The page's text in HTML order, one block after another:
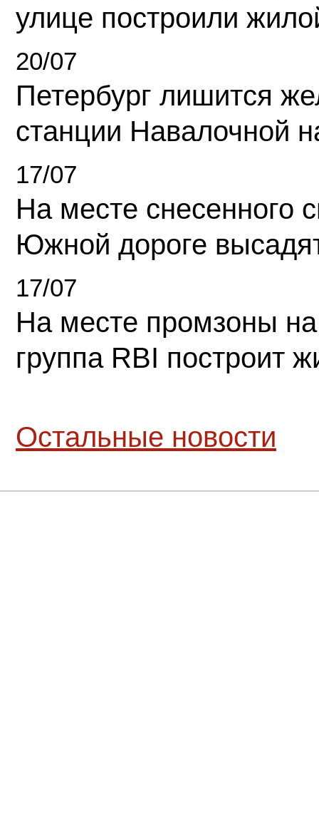
улице построили
20/07
Петербург лишится
станции Навалочной
17/07
На месте снесенного
Южной дороге
17/07
На месте промзоны
группа RBI построит
Остальные новости